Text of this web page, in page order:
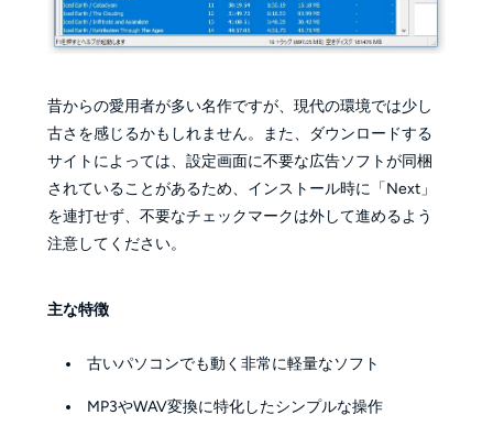
昔からの愛用者が多い名作ですが、現代の環境では少し
古さを感じるかもしれません。また、ダウンロードする
サイトによっては、設定画面に不要な広告ソフトが同梱
されていることがあるため、インストール時に「Next」
を連打せず、不要なチェックマークは外して進めるよう
注意してください。
主な特徴
古いパソコンでも動く非常に軽量なソフト
MP3やWAV変換に特化したシンプルな操作